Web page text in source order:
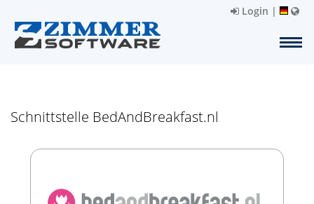
Login |
Schnittstelle BedAndBreakfast.nl